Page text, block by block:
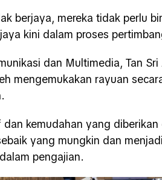
berjaya, mereka tidak perlu
kini dalam proses
dan Multimedia, Tan
mengemukakan rayuan
kemudahan yang
yang mungkin dan
pengajian.